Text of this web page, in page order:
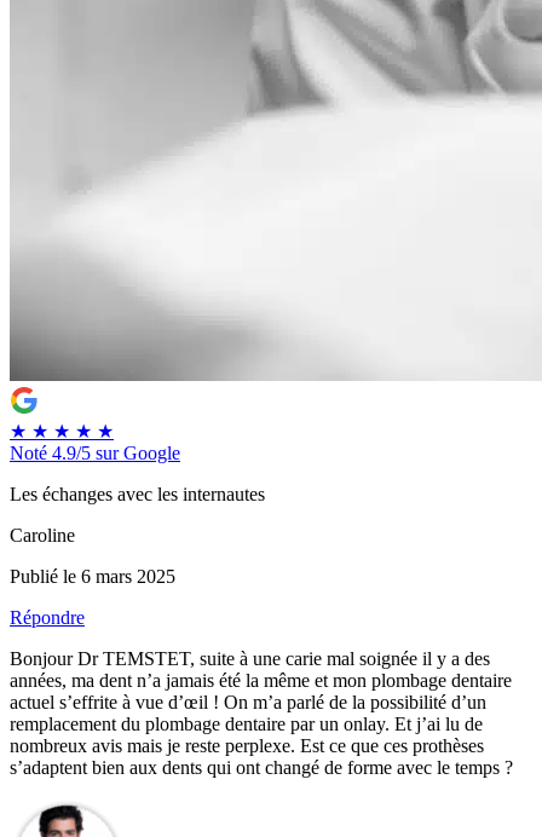
★ ★ ★ ★ ★
Noté 4.9/5 sur Google
Les échanges avec les internautes
Caroline
Publié le 6 mars 2025
Répondre
Bonjour Dr TEMSTET, suite à une carie mal soignée il y a des
années, ma dent n’a jamais été la même et mon plombage dentaire
actuel s’effrite à vue d’œil ! On m’a parlé de la possibilité d’un
remplacement du plombage dentaire par un onlay. Et j’ai lu de
nombreux avis mais je reste perplexe. Est ce que ces prothèses
s’adaptent bien aux dents qui ont changé de forme avec le temps ?